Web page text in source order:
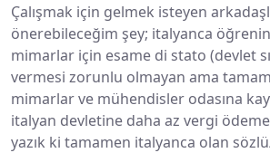
Çalışmak için gelmek isteyen
önerebileceğim şey; italyanca
mimarlar için esame di stato (devlet
vermesi zorunlu olmayan ama
mimarlar ve mühendisler odasına
italyan devletine daha az vergi
yazık ki tamamen italyanca olan sözlü/